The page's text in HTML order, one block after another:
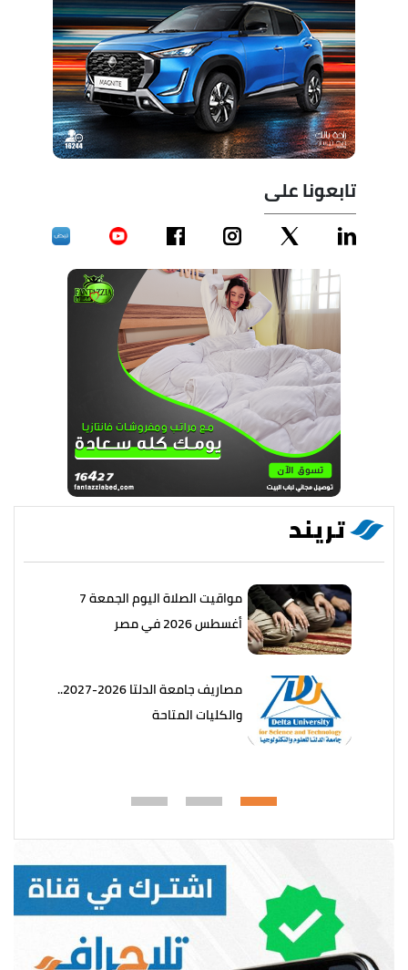
تابعونا على
تريند
مواقيت الصلاة اليوم الجمعة 7
أغسطس 2026 في مصر
مصاريف جامعة الدلتا 2026-2027..
والكليات المتاحة